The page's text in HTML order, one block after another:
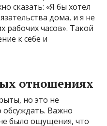
сказать: «Я бы хотел
дома, и я не
рабочих часов». Такой
к себе и
отношениях
но это не
обсуждать. Важно
было ощущения, что